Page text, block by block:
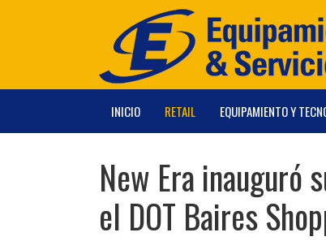
INICIO RETAIL EQUIPAMIENTO Y
New Era inauguró
el DOT Baires